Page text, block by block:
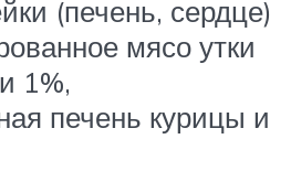
(печень, сердце)
мясо утки
1%,
печень курицы и